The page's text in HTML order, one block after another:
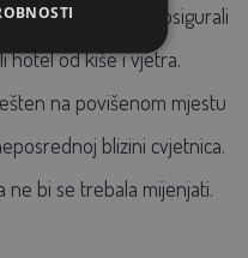
na jug kako bi osigurali
hotel od kiše i vjetra.
na povišenom mjestu
blizini cvjetnica.
ne bi se trebala mijenjati.